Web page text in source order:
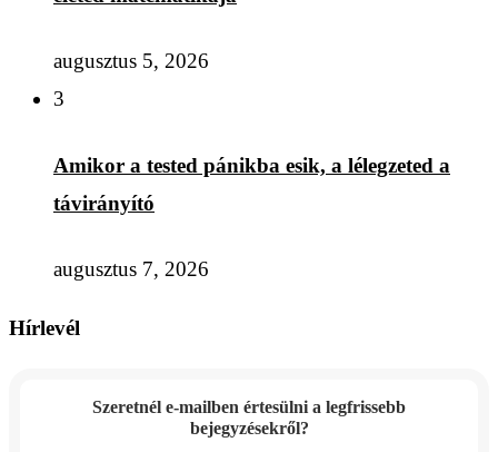
augusztus 5, 2026
3
Amikor a tested pánikba esik, a lélegzeted a
távirányító
augusztus 7, 2026
Hírlevél
Szeretnél e-mailben értesülni a legfrissebb
bejegyzésekről?